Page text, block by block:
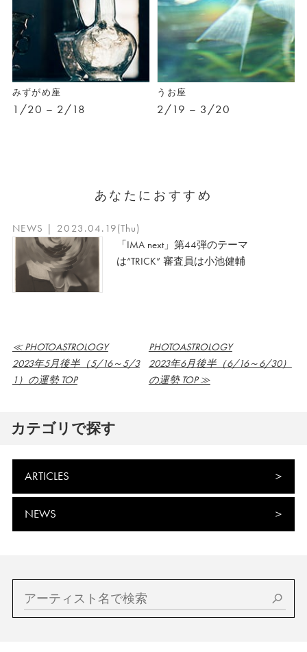
みずがめ座
1/20 – 2/18
うお座
2/19 – 3/20
あなたにおすすめ
NEWS | 2023.04.19(Thu)
「IMA next」第44弾のテーマ
は“TRICK” 審査員は小池健輔
≪ PHOTOASTROLOGY
2023年5月後半（5/16～5/3
1）の運勢 TOP
PHOTOASTROLOGY
2023年6月後半（6/16～6/30）
の運勢 TOP ≫
カテゴリで探す
ARTICLES
NEWS